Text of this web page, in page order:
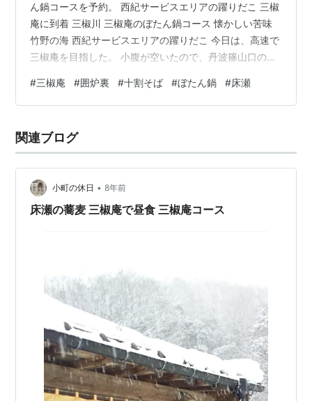
ん鍋コースを予約。 西紀サービスエリアの躍りだこ 三椒
庵に到着 三椒川 三椒庵のぼたん鍋コース 懐かしい苦味
竹野の海 西紀サービスエリアの躍りだこ 今日は、高速で
三椒庵を目指した。 小腹が空いたので、丹波篠山口の西
味、1パックずつ購入。 みんなでつつくことに。イイダコ
が丸ごと入った、踊りたこ焼。大きいので、お箸で食べ
沢でおいしいたこ焼きを食べ、また床瀬へ向かった。 三
椒庵に到着 道中の雪景色を期待していたが、雪と言える
#三椒庵 #囲炉裏 #十割そば #ぼたん鍋 #床瀬
関連ブログ
小町の休日 • 8年前
床瀬の蕎麦 三椒庵で昼食 三椒庵コース